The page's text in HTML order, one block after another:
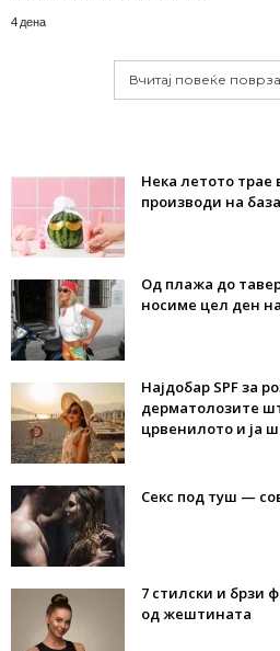
4 дена
Вчитај повеќе
Нека летото трае
производи на
Од плажа до
носиме цел ден
Најдобар SPF за
дерматолозите
црвенилото и ја
Секс под туш —
7 стилски и брзи
од жештината